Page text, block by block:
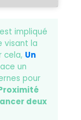
impliqué
visant la
cela, Un
un
pour
deux